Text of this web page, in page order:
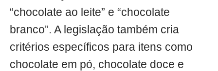
“chocolate ao leite” e “chocolate
branco”. A legislação também cria
critérios específicos para itens como
chocolate em pó, chocolate doce e